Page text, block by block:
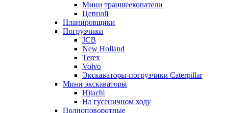
Мини траншеекопатели
Цепной
Планировщики
Погрузчики
JCB
New Holland
Terex
Volvo
Экскаваторы-погрузчики Caterpillar
Мини экскаваторы
Hitachi
На гусеничном ходу
Полноповоротные